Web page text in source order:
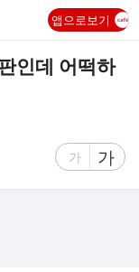
앱으로보기
인데 어떡하
글
가
글
자
가